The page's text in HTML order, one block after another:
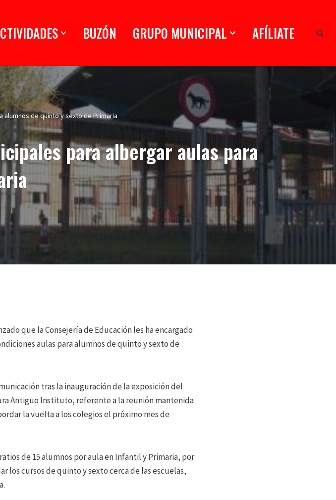
BUZÓN GRUPO MUNICIPAL AFÍLIATE
alumnos de quinto y sexto de Primaria
para albergar aulas para
que la Consejería de Educación les ha encargado
aulas para alumnos de quinto y sexto de
tras la inauguración de la exposición del
Antiguo Instituto, referente a la reunión mantenida
la vuelta a los colegios el próximo mes de
de 15 alumnos por aula en Infantil y Primaria, por
los cursos de quinto y sexto cerca de las escuelas,